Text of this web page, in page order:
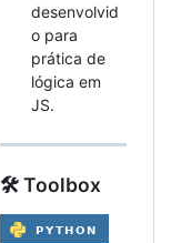
desenvolvid
o para
prática de
lógica em
JS.
🛠️ Toolbox